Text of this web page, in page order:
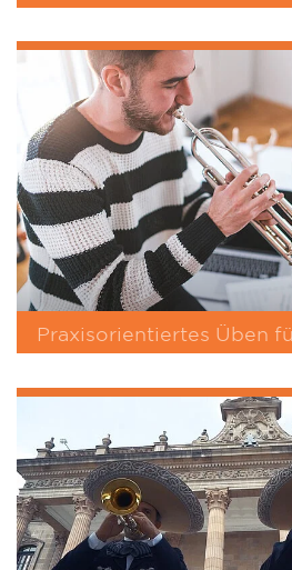
Praxisorientiertes Üben